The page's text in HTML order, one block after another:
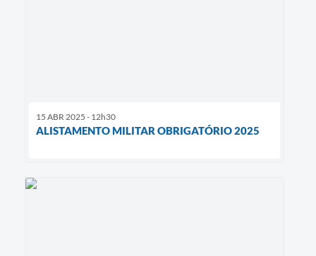
15 ABR 2025 - 12h30
ALISTAMENTO MILITAR OBRIGATÓRIO 2025